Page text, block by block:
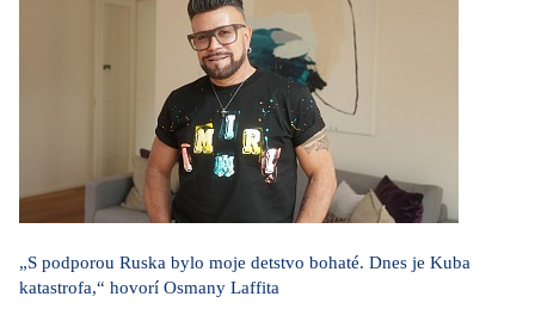
„S podporou Ruska bylo moje detstvo bohaté. Dnes je Kuba
katastrofa,“ hovorí Osmany Laffita